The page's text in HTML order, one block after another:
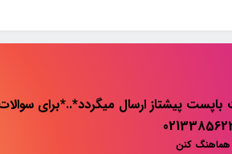
پیشتاز ارسال میگردد*..*برای
هماهنگ کنن